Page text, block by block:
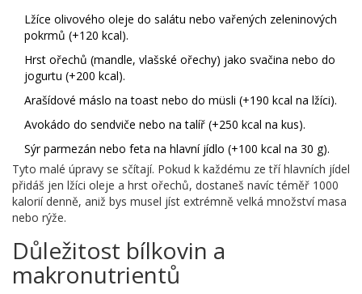
Lžíce olivového oleje do salátu nebo vařených zeleninových
pokrmů (+120 kcal).
Hrst ořechů (mandle, vlašské ořechy) jako svačina nebo do
jogurtu (+200 kcal).
Arašídové máslo na toast nebo do müsli (+190 kcal na lžíci).
Avokádo do sendviče nebo na talíř (+250 kcal na kus).
Sýr parmezán nebo feta na hlavní jídlo (+100 kcal na 30 g).
Tyto malé úpravy se sčítají. Pokud k každému ze tří hlavních jídel
přidáš jen lžíci oleje a hrst ořechů, dostaneš navíc téměř 1000
kalorií denně, aniž bys musel jíst extrémně velká množství masa
nebo rýže.
Důležitost bílkovin a
makronutrientů